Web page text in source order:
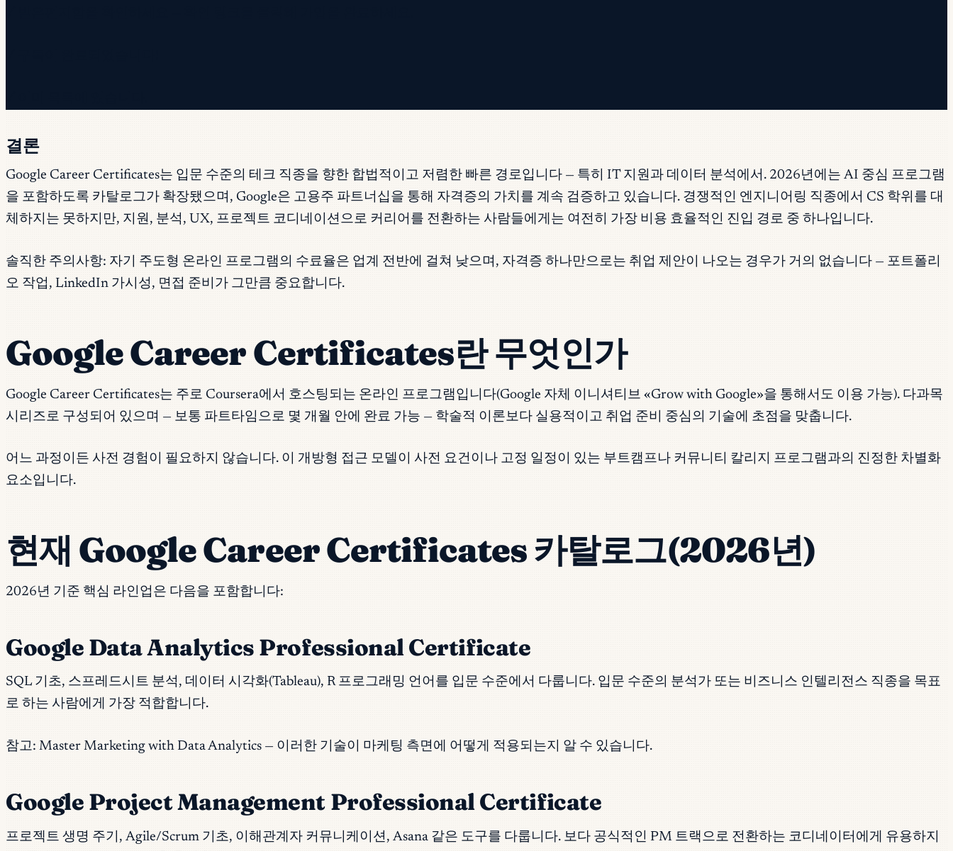
결론
Google Career Certificates는 입문 수준의 테크 직종을 향한 합법적이고 저렴한 빠른 경로입니다 — 특히 IT 지원과 데이터 분석에서. 2026년에는 AI 중심 프로그램
을 포함하도록 카탈로그가 확장됐으며, Google은 고용주 파트너십을 통해 자격증의 가치를 계속 검증하고 있습니다. 경쟁적인 엔지니어링 직종에서 CS 학위를 대
체하지는 못하지만, 지원, 분석, UX, 프로젝트 코디네이션으로 커리어를 전환하는 사람들에게는 여전히 가장 비용 효율적인 진입 경로 중 하나입니다.
솔직한 주의사항: 자기 주도형 온라인 프로그램의 수료율은 업계 전반에 걸쳐 낮으며, 자격증 하나만으로는 취업 제안이 나오는 경우가 거의 없습니다 — 포트폴리
오 작업, LinkedIn 가시성, 면접 준비가 그만큼 중요합니다.
Google Career Certificates란 무엇인가
Google Career Certificates는 주로 Coursera에서 호스팅되는 온라인 프로그램입니다(Google 자체 이니셔티브 «Grow with Google»을 통해서도 이용 가능). 다과목
시리즈로 구성되어 있으며 — 보통 파트타임으로 몇 개월 안에 완료 가능 — 학술적 이론보다 실용적이고 취업 준비 중심의 기술에 초점을 맞춥니다.
어느 과정이든 사전 경험이 필요하지 않습니다. 이 개방형 접근 모델이 사전 요건이나 고정 일정이 있는 부트캠프나 커뮤니티 칼리지 프로그램과의 진정한 차별화
요소입니다.
현재 Google Career Certificates 카탈로그(2026년)
2026년 기준 핵심 라인업은 다음을 포함합니다:
Google Data Analytics Professional Certificate
SQL 기초, 스프레드시트 분석, 데이터 시각화(Tableau), R 프로그래밍 언어를 입문 수준에서 다룹니다. 입문 수준의 분석가 또는 비즈니스 인텔리전스 직종을 목표
로 하는 사람에게 가장 적합합니다.
참고: Master Marketing with Data Analytics — 이러한 기술이 마케팅 측면에 어떻게 적용되는지 알 수 있습니다.
Google Project Management Professional Certificate
프로젝트 생명 주기, Agile/Scrum 기초, 이해관계자 커뮤니케이션, Asana 같은 도구를 다룹니다. 보다 공식적인 PM 트랙으로 전환하는 코디네이터에게 유용하지